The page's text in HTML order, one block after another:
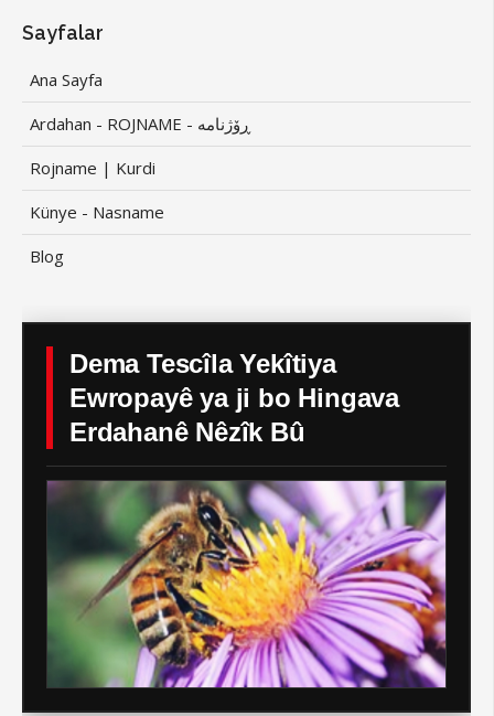
Sayfalar
Ana Sayfa
Ardahan - ROJNAME - ڕۆژنامە
Rojname | Kurdi
Künye - Nasname
Blog
Dema Tescîla Yekîtiya
Ewropayê ya ji bo Hingava
Erdahanê Nêzîk Bû